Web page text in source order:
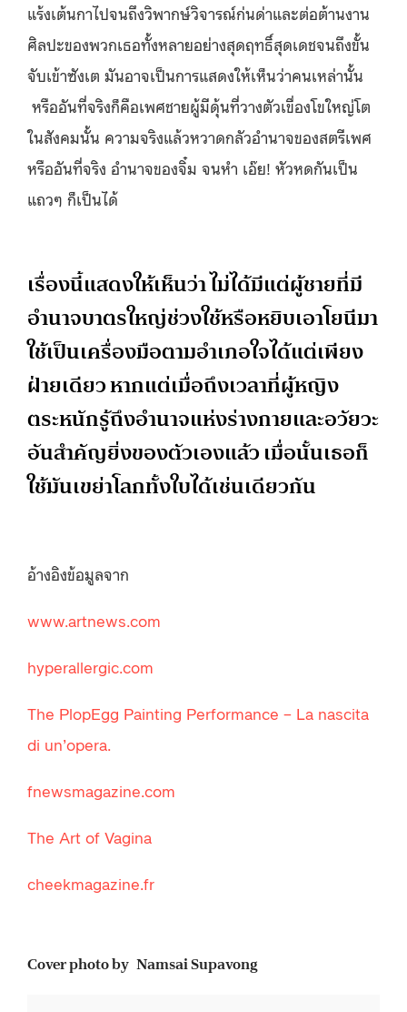
แร้งเต้นกาไปจนถึงวิพากษ์วิจารณ์ก่นด่าและต่อต้านงาน
ศิลปะของพวกเธอทั้งหลายอย่างสุดฤทธิ์สุดเดชจนถึงขั้น
จับเข้าซังเต มันอาจเป็นการแสดงให้เห็นว่าคนเหล่านั้น
หรืออันที่จริงก็คือเพศชายผู้มีดุ้นที่วางตัวเขื่องโขใหญ่โต
ในสังคมนั้น ความจริงแล้วหวาดกลัวอำนาจของสตรีเพศ
หรืออันที่จริง อำนาจของจิ๋ม จนหำ เอ๊ย! หัวหดกันเป็น
แถวๆ ก็เป็นได้
เรื่องนี้แสดงให้เห็นว่า ไม่ได้มีแต่ผู้ชายที่มี
อำนาจบาตรใหญ่ช่วงใช้หรือหยิบเอาโยนีมา
ใช้เป็นเครื่องมือตามอำเภอใจได้แต่เพียง
ฝ่ายเดียว หากแต่เมื่อถึงเวลาที่ผู้หญิง
ตระหนักรู้ถึงอำนาจแห่งร่างกายและอวัยวะ
อันสำคัญยิ่งของตัวเองแล้ว เมื่อนั้นเธอก็
ใช้มันเขย่าโลกทั้งใบได้เช่นเดียวกัน
อ้างอิงข้อมูลจาก
www.artnews.com
hyperallergic.com
The PlopEgg Painting Performance – La nascita
di un’opera.
fnewsmagazine.com
The Art of Vagina
cheekmagazine.fr
Cover photo by Namsai Supavong